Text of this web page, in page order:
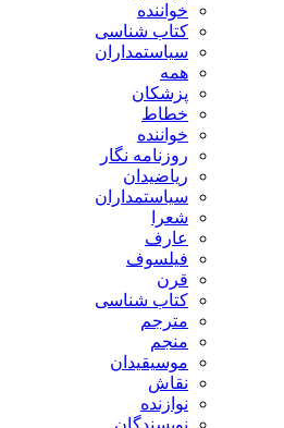
خواننده
کتاب شناسی
سیاستمداران
همه
پزشکان
خطاط
خواننده
روزنامه نگار
ریاضیدان
سیاستمداران
شعرا
عارف
فیلسوف
قرن
کتاب شناسی
مترجم
منجم
موسیقیدان
نقاش
نوازنده
نویسندگان